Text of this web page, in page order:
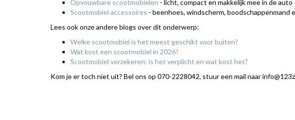
Opvouwbare scootmobielen - licht, compact en makkelijk mee in de auto
Scootmobiel accessoires - beenhoes, windscherm, boodschappenmand
Lees ook onze andere blogs over dit onderwerp:
Welke scootmobiel is het meest geschikt voor buiten?
Wat kost een scootmobiel in 2026?
Scootmobiel verzekeren: is het verplicht en wat kost het?
Kom je er toch niet uit? Bel ons op 070-2228042, stuur een mail naar